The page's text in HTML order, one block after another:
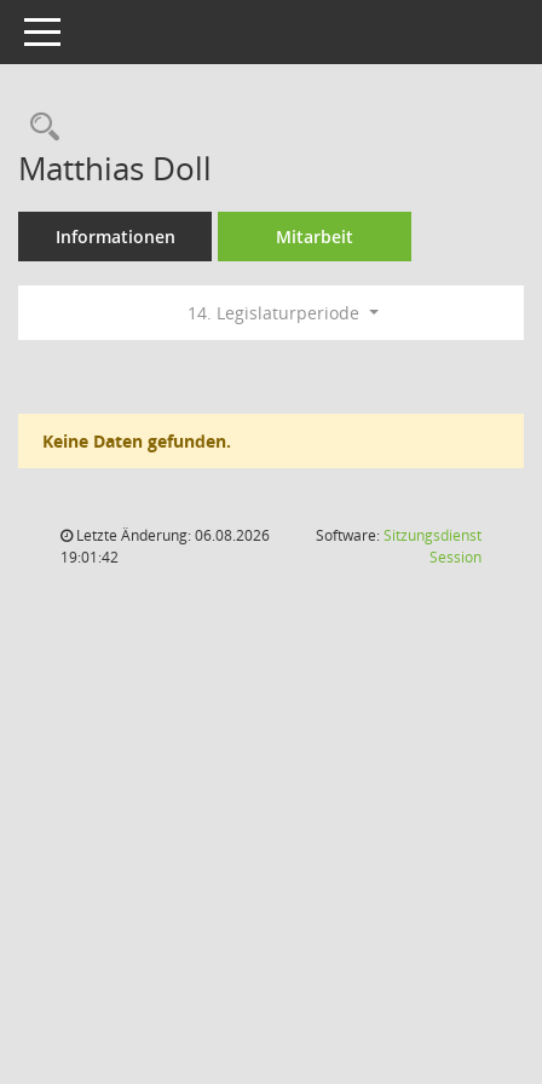
Toggle navigation
Rechercheauswahl
Matthias Doll
Informationen Mitarbeit
14. Legislaturperiode
Keine Daten gefunden.
Letzte Änderung: 06.08.2026
19:01:42
Software:Sitzungsdienst
Session(Wird in